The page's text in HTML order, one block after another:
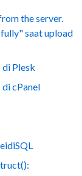
the server.
saat upload
Plesk
cPanel